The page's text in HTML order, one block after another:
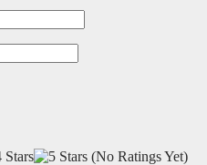
(No Ratings Yet)